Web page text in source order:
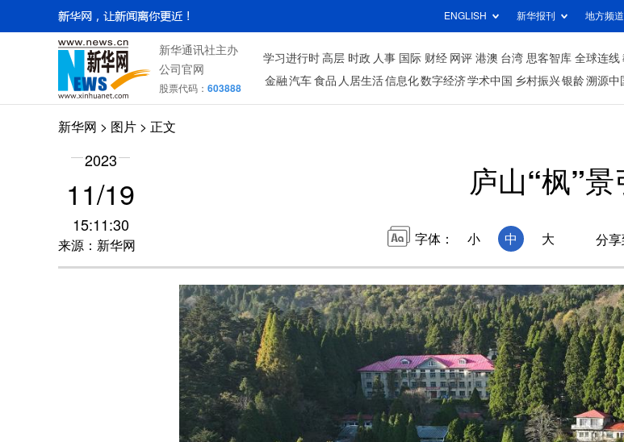
ENGLISH 新华报刊 地方频道
新华通讯社主办
公司官网
股票代码： 603888
学习进行时 高层 时政 人事 国际 财经 网评 港澳 台湾 思客智库 全球连线
金融 汽车 食品 人居生活信息化数字经济学术中国 乡村振兴银龄溯源中
新华网 > 图片 > 正文
2023
11/19
15:11:30
来源：新华网
庐山“枫”景
字体： 小 中 大 分享